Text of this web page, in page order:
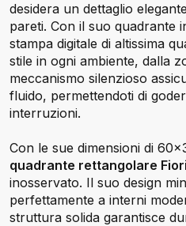
desidera un dettaglio
pareti. Con il suo quadrante
stampa digitale di altissima
stile in ogni ambiente, dalla
meccanismo silenzioso
fluido, permettendoti di
interruzioni.
Con le sue dimensioni di
quadrante rettangolare
inosservato. Il suo design
perfettamente a interni
struttura solida garantisce